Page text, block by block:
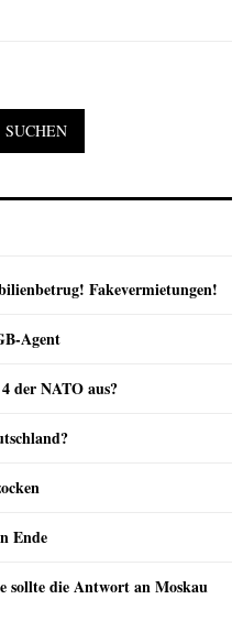
SUCHEN
Fakevermietungen!
Agent
der NATO aus?
Ende
sollte die Antwort an Moskau